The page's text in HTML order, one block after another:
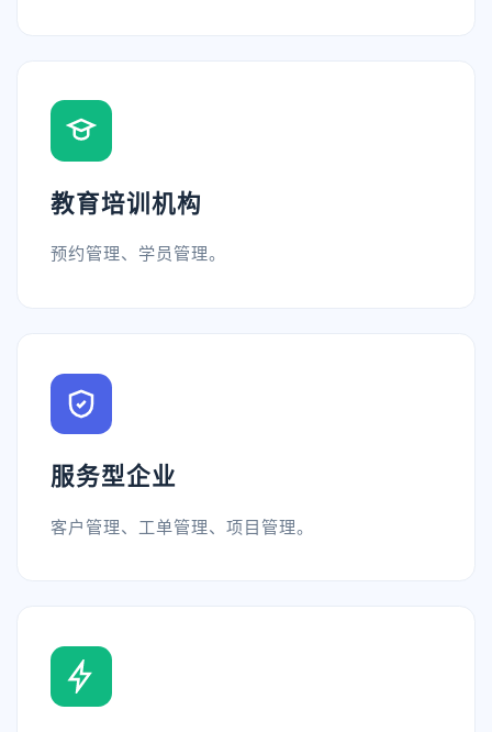
教育培训机构
预约管理、学员管理。
服务型企业
客户管理、工单管理、项目管理。